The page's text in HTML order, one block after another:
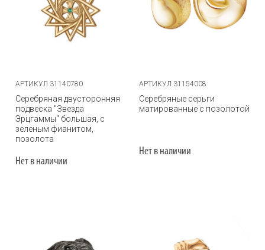
АРТИКУЛ 31140780
Серебряная двусторонняя
подвеска "Звезда
Эрцгаммы" большая, с
зеленым фианитом,
позолота
Нет в наличии
АРТИКУЛ 31154008
Серебряные серьги
матированные с позолотой
Нет в наличии